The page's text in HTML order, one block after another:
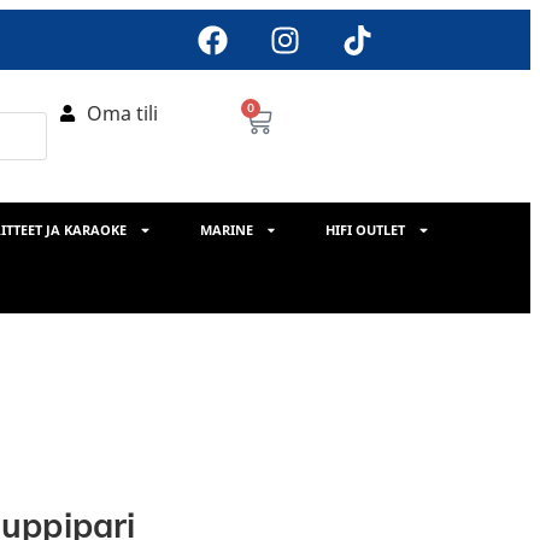
Oma tili 0
JA KARAOKE MARINE HIFI OUTLET